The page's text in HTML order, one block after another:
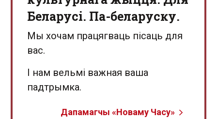
Беларусі. Па-беларуску.
Мы хочам працягваць пісаць для
вас.
І нам вельмі важная ваша
падтрымка.
Дапамагчы «Новаму Часу»